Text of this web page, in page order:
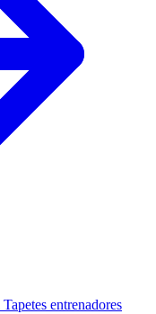
Tapetes entrenadores